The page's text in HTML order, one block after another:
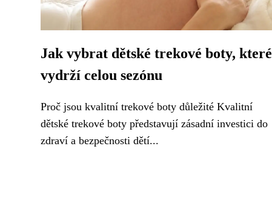
Jak vybrat dětské trekové boty, které
vydrží celou sezónu
Proč jsou kvalitní trekové boty důležité Kvalitní
dětské trekové boty představují zásadní investici do
zdraví a bezpečnosti dětí...